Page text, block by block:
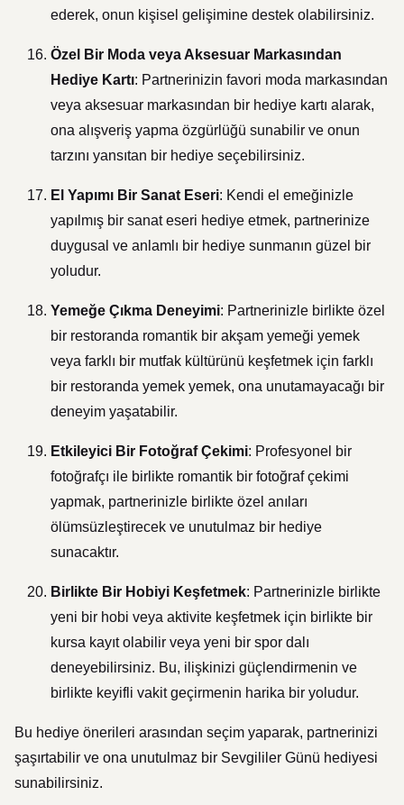
ederek, onun kişisel gelişimine destek olabilirsiniz.
Özel Bir Moda veya Aksesuar Markasından
Hediye Kartı: Partnerinizin favori moda markasından
veya aksesuar markasından bir hediye kartı alarak,
ona alışveriş yapma özgürlüğü sunabilir ve onun
tarzını yansıtan bir hediye seçebilirsiniz.
El Yapımı Bir Sanat Eseri: Kendi el emeğinizle
yapılmış bir sanat eseri hediye etmek, partnerinize
duygusal ve anlamlı bir hediye sunmanın güzel bir
yoludur.
Yemeğe Çıkma Deneyimi: Partnerinizle birlikte özel
bir restoranda romantik bir akşam yemeği yemek
veya farklı bir mutfak kültürünü keşfetmek için farklı
bir restoranda yemek yemek, ona unutamayacağı bir
deneyim yaşatabilir.
Etkileyici Bir Fotoğraf Çekimi: Profesyonel bir
fotoğrafçı ile birlikte romantik bir fotoğraf çekimi
yapmak, partnerinizle birlikte özel anıları
ölümsüzleştirecek ve unutulmaz bir hediye
sunacaktır.
Birlikte Bir Hobiyi Keşfetmek: Partnerinizle birlikte
yeni bir hobi veya aktivite keşfetmek için birlikte bir
kursa kayıt olabilir veya yeni bir spor dalı
deneyebilirsiniz. Bu, ilişkinizi güçlendirmenin ve
birlikte keyifli vakit geçirmenin harika bir yoludur.
Bu hediye önerileri arasından seçim yaparak, partnerinizi
şaşırtabilir ve ona unutulmaz bir Sevgililer Günü hediyesi
sunabilirsiniz.